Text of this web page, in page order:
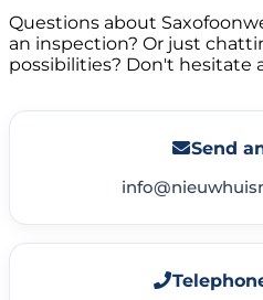
Questions about
an inspection? Or just
possibilities? Don't hesitate
Send